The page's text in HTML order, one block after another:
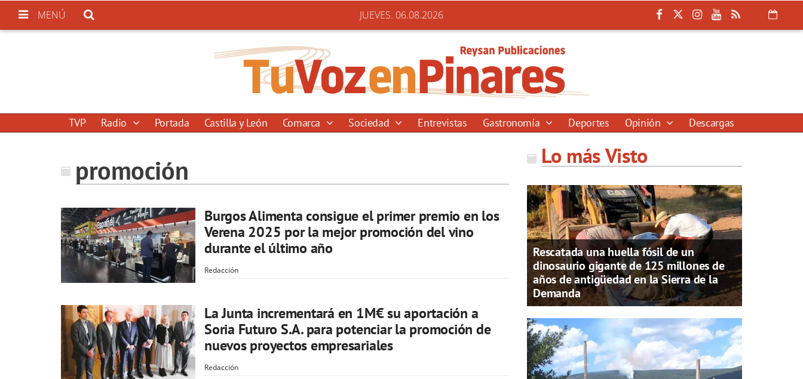
MENÚ JUEVES. 06.08.2026
TVP Radio Portada Castilla y León Comarca Sociedad Entrevistas Gastronomía Deportes Opinión Descargas
promoción
Burgos Alimenta consigue el primer premio en los
Verena 2025 por la mejor promoción del vino
durante el último año
Redacción
La Junta incrementará en 1M€ su aportación a
Soria Futuro S.A. para potenciar la promoción de
nuevos proyectos empresariales
Redacción
Lo más Visto
Rescatada una huella fósil de un
dinosaurio gigante de 125 millones de
años de antigüedad en la Sierra de la
Demanda